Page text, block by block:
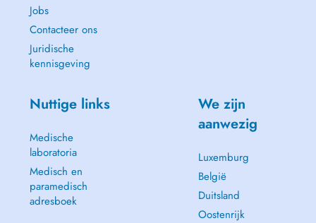
Jobs
Contacteer ons
Juridische
kennisgeving
Nuttige links
Medische
laboratoria
Medisch en
paramedisch
adresboek
We zijn
aanwezig
Luxemburg
België
Duitsland
Oostenrijk